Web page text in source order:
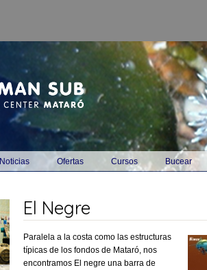
Pasar al contenido
Noticias Ofertas Cursos Bucear
El Negre
Paralela a la costa como las estructuras
típicas de los fondos de Mataró, nos
encontramos El negre una barra de